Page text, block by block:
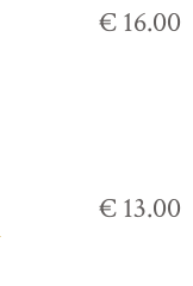
€ 16.00
€ 13.00